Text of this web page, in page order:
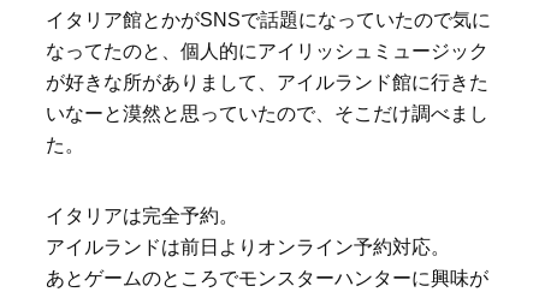
イタリア館とかがSNSで話題になっていたので気に
なってたのと、個人的にアイリッシュミュージック
が好きな所がありまして、アイルランド館に行きた
いなーと漠然と思っていたので、そこだけ調べまし
た。
イタリアは完全予約。
アイルランドは前日よりオンライン予約対応。
あとゲームのところでモンスターハンターに興味が